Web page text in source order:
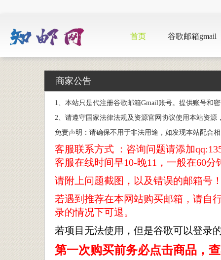
首页 谷歌邮箱gmail
商家公告
1、本站只是代注册谷歌邮箱Gmail账号。提供账号和
2、请遵守国家法律法规及资源官网协议使用本站资
免责声明：请确保不用于非法用途，如发现本站配合
客服联系方式 ：咨询问题请添加
客服在线时间早10-晚11，一般在60
请附上问题截图，以及错误的邮箱号
若遇到推荐在本网站购买邮箱，请自
录的情况下可退。
若项目无法使用，但是谷歌可以登录
第一次购买前务必点击商品，